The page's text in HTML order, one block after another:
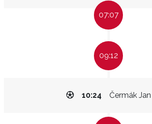
07:07
09:12
Čermák Jan
10:24